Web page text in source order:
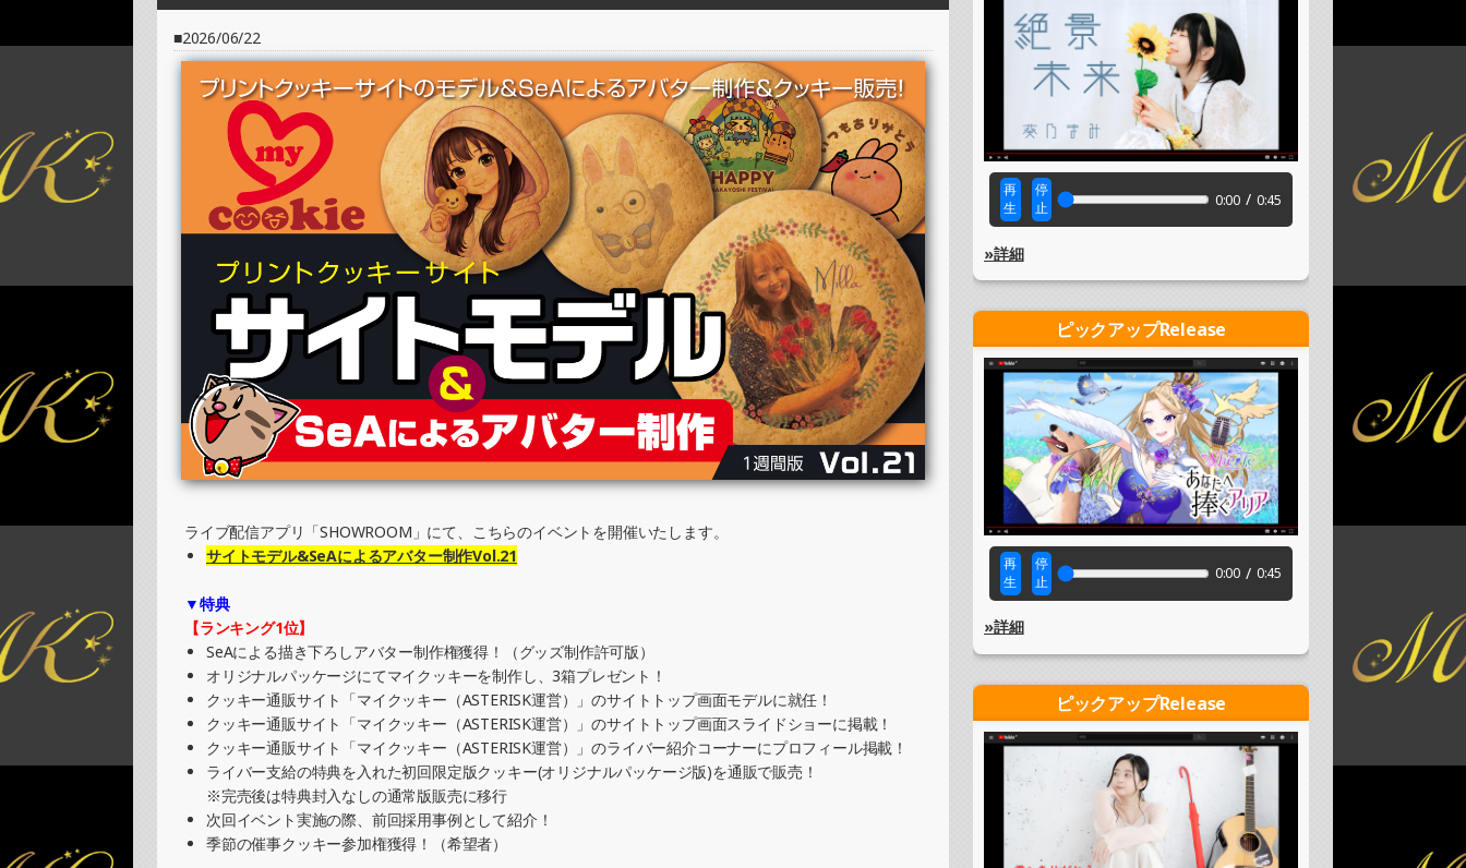
SHOWROOMでイベント開催（キャラクターイラスト提供イベント）
»もっと見る
2025/12/22
SHOWROOMでイベント開催（プリントクッキーイベント）
»もっと見る
2025/12/01
SHOWROOMでイベント開催（キャラクターイラスト提供イベント）
»もっと見る
2025/11/03
SHOWROOMでイベント開催（キャラクターイラスト提供イベント）
»もっと見る
2025/10/10
SHOWROOMでイベント開催（プリントクッキーイベント）
»もっと見る
SHOWROOMでの開催イベント結果（ポストカード制作・PRイベント）
»もっと見る
2025/09/08
SHOWROOMでイベント開催（キャラクターイラスト提供イベント）
»もっと見る
2025/09/01
SHOWROOMでの開催イベント結果（オリジナルカード制作・PRイベント）
»もっと見る
2025/09/01
SHOWROOMでの開催イベント結果（缶バッジ制作・PRイベント）
»もっと見る
2026/06/22
ライブ配信アプリ「SHOWROOM」にて、こちらのイベントを開催いたします。
サイトモデル&SeAによるアバター制作Vol.21
▼特典
【ランキング1位】
SeAによる描き下ろしアバター制作権獲得！（グッズ制作許可版）
オリジナルパッケージにてマイクッキーを制作し、3箱プレゼント！
クッキー通販サイト「マイクッキー（ASTERISK運営）」のサイトトップ画面モデルに就任！
クッキー通販サイト「マイクッキー（ASTERISK運営）」のサイトトップ画面スライドショーに掲載！
クッキー通販サイト「マイクッキー（ASTERISK運営）」のライバー紹介コーナーにプロフィール掲載！
ライバー支給の特典を入れた初回限定版クッキー(オリジナルパッケージ版)を通販で販売！
※完売後は特典封入なしの通常版販売に移行
次回イベント実施の際、前回採用事例として紹介！
季節の催事クッキー参加権獲得！（希望者）
再
生
停
止
0:00 / 0:45
»詳細
ピックアップRelease
再
生
停
止
0:00 / 0:45
»詳細
ピックアップRelease